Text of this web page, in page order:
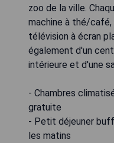
zoo de la ville.
machine à thé/
télévision à écran
également d'un
intérieure et d'une
- Chambres
gratuite
- Petit déjeuner
les matins